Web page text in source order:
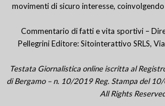
movimenti di sicuro interesse,
Commentario di fatti e vita sportivi –
Pellegrini Editore: Sitointerattivo SRLS,
Testata Giornalistica online iscritta al
di Bergamo – n. 10/2019 Reg. Stampa del
All Rights